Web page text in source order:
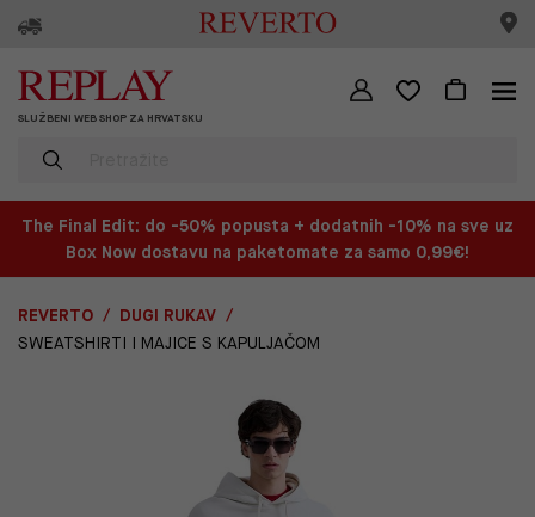
SLUŽBENI WEB SHOP ZA HRVATSKU
The Final Edit: do -50% popusta + dodatnih -10% na sve uz
Box Now dostavu na paketomate za samo 0,99€!
REVERTO
DUGI RUKAV
SWEATSHIRTI I MAJICE S KAPULJAČOM